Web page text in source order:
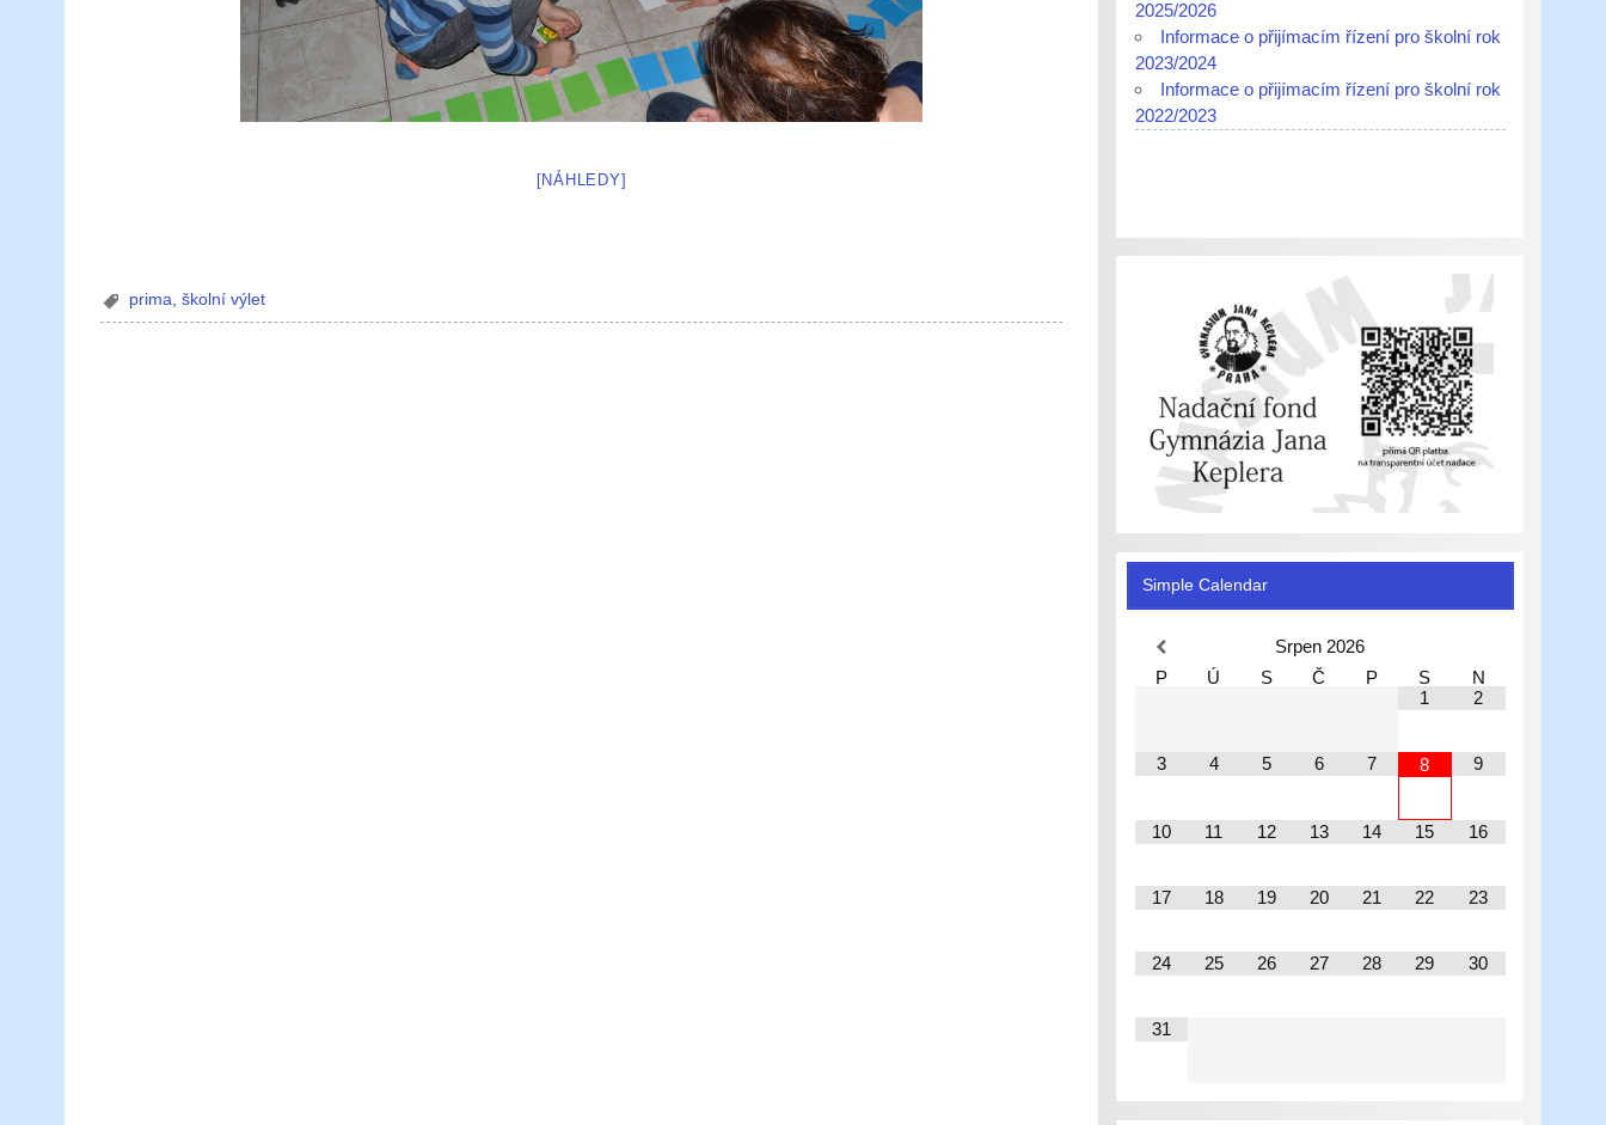
[NÁHLEDY]
prima ,školní výlet
2025/2026
Informace o přijímacím řízení pro školní rok
2023/2024
Informace o přijímacím řízení pro školní rok
2022/2023
Simple Calendar
Srpen 2026
P
Ú S Č P S
N
1
2
3 4 5 6 7 8 9
10 11 12 13 14 15 16
17 18 19 20 21 22 23
24 25 26 27 28 29 30
31